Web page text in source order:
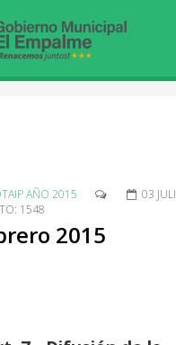
AÑO 2015
03
1548
2015